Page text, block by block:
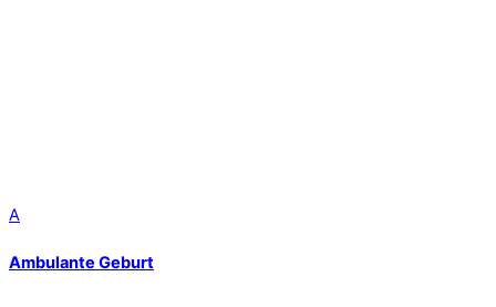
A
Ambulante Geburt